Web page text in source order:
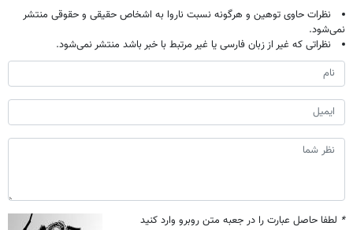
نظرات حاوی توهین و هرگونه نسبت ناروا به اشخاص حقیقی و حقوقی منتشر
نمی‌شود.
نظراتی که غیر از زبان فارسی یا غیر مرتبط با خبر باشد منتشر نمی‌شود.
* لطفا حاصل عبارت را در جعبه متن روبرو وارد کنید